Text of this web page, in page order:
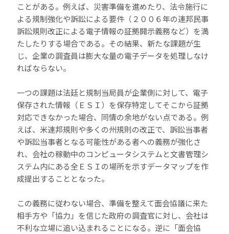
ことがある。例えば、災害準備を進めたり、法令施行に
よる規制強化や訴訟による要件（２００６年の連邦民事
訴訟規則改正による電子情報の証拠開示義務など）を満
たしたりする場合である。その結果、新たな課題が生
じ、企業の調査員は膨大な量の電子データを処理しなけ
ればならない。
一つの課題は法廷と規制当局員が企業側に対して、電子
保存された情報（ＥＳＩ）を保存特定してそこから証拠
対応できなかった場合、同情の余地がない点である。例
えば、米連邦規則や多くの州規則の改正で、訴訟当事者
や訴訟当事者となる可能性がある者への義務が強化さ
れ、会社の稼動中のコンピュータシステムと文書管理シ
ステム内にある全ＥＳＩの場所を示すデータマップを作
成提出することとなった。
この義務に従わない場合、準備を整えて面会協議に来た
相手方や「協力」を信じた政府の調査官に対し、会社は
不利な立場に追い込まれることになる。逆に「面会協